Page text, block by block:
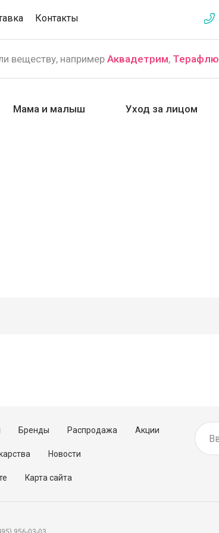
Контакты
веществу, напримерАквадетрим, Терафлю
Мама и малыш Уход за лицом
Бренды Распродажа Акции
Новости
Карта сайта